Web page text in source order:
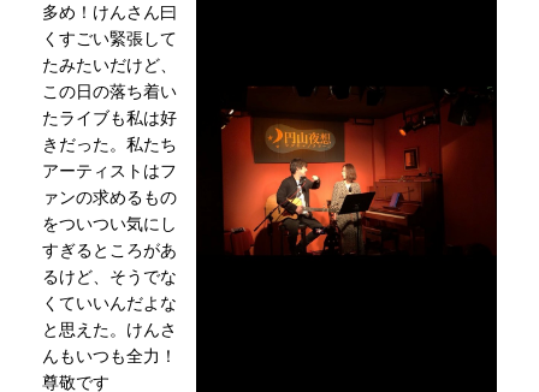
多め！けんさん曰
くすごい緊張して
たみたいだけど、
この日の落ち着い
たライブも私は好
きだった。私たち
アーティストはフ
ァンの求めるもの
をついつい気にし
すぎるところがあ
るけど、そうでな
くていいんだよな
と思えた。けんさ
んもいつも全力！
尊敬です